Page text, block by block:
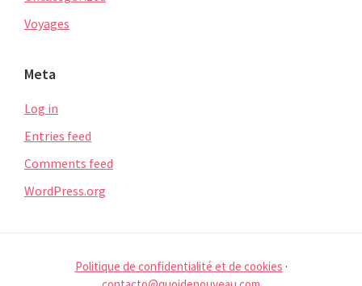
Voyages
Meta
Log in
Entries feed
Comments feed
WordPress.org
Politique de confidentialité et de cookies ·